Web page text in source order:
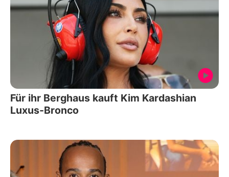
Für ihr Berghaus kauft Kim Kardashian
Luxus-Bronco